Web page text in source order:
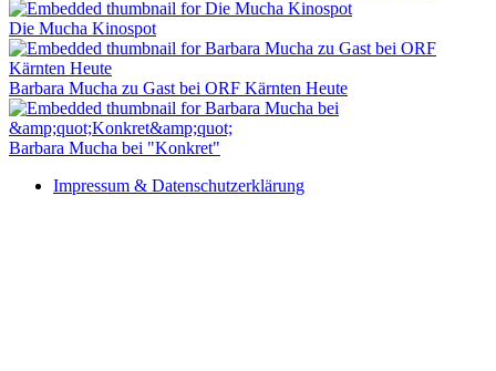
Die Mucha Kinospot
Barbara Mucha zu Gast bei ORF Kärnten Heute
Barbara Mucha bei "Konkret"
Impressum & Datenschutzerklärung